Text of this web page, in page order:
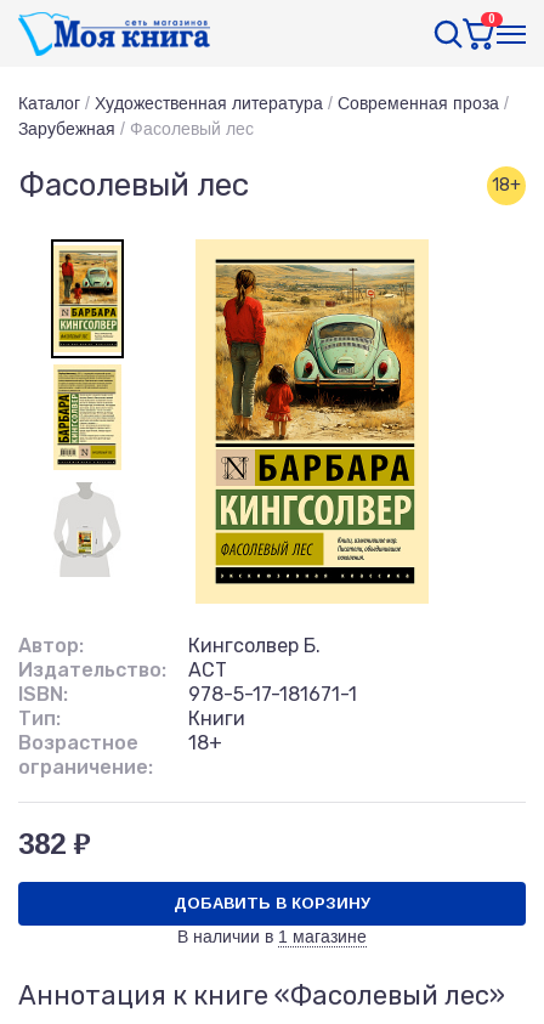
0
Каталог / Художественная литература / Современная проза /
Зарубежная / Фасолевый лес
Фасолевый лес 18+
Автор:
Кингсолвер Б.
Издательство:
АСТ
ISBN:
978-5-17-181671-1
Тип:
Книги
Возрастное
ограничение:
18+
382 ₽
ДОБАВИТЬ В КОРЗИНУ
В наличии в 1 магазине
Аннотация к книге «Фасолевый лес»